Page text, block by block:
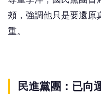
頰，強調他只是要還原
重。
民進黨團：已